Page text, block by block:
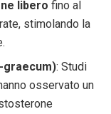
libero fino al
stimolando la
graecum): Studi
osservato un